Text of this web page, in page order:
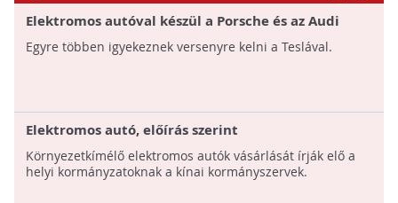
Elektromos autóval készül a Porsche és az Audi
Egyre többen igyekeznek versenyre kelni a Teslával.
Elektromos autó, előírás szerint
Környezetkímélő elektromos autók vásárlását írják elő a
helyi kormányzatoknak a kínai kormányszervek.